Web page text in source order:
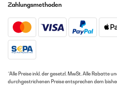
Elle possède 2 feux , elle est
et durable .La cuisson est
nettoyer.Cette plaque dr
cuisine mais également dans un
Zahlungsmethoden
*Alle Preise inkl. der gesetzl. MwSt. Alle Rabatte
durchgestrichenen Preise entsprechen dem